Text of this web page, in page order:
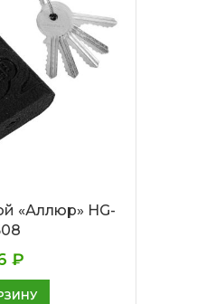
«Аллюр» HG-
₽